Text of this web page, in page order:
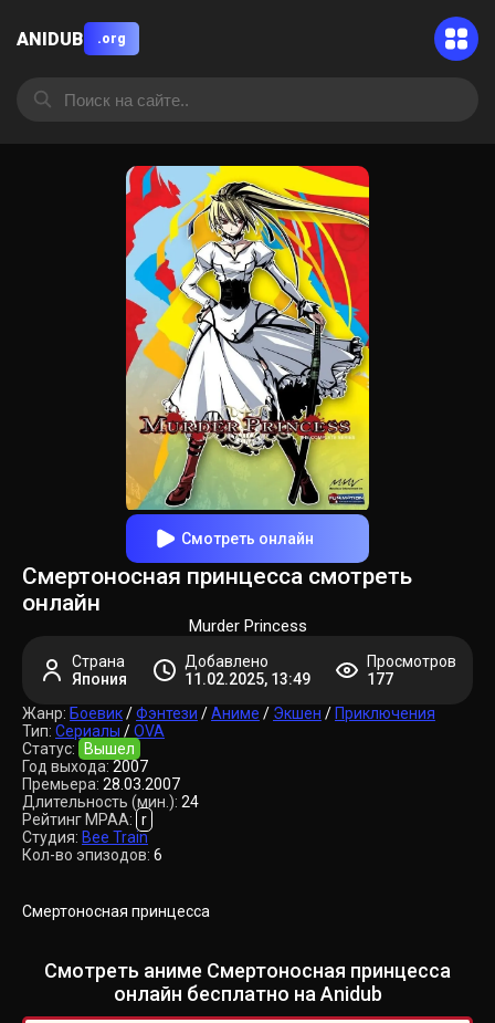
ANIDUB .org
Смотреть онлайн
Смертоносная принцесса смотреть
онлайн
Murder Princess
Страна
Япония
Добавлено
11.02.2025, 13:49
Просмотров
177
Жанр: Боевик/Фэнтези /Аниме / Экшен / Приключения
Тип: Сериалы /OVA
Статус:
Вышел
Год выхода: 2007
Премьера: 28.03.2007
Длительность (мин.): 24
Рейтинг MPAA: r
Студия: Bee Train
Кол-во эпизодов: 6
Смертоносная принцесса
Смотреть аниме Смертоносная принцесса
онлайн бесплатно на Anidub